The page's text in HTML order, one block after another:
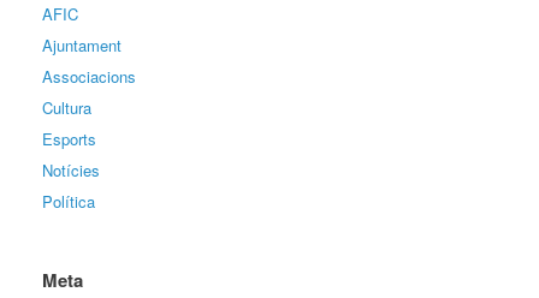
AFIC
Ajuntament
Associacions
Cultura
Esports
Notícies
Política
Meta